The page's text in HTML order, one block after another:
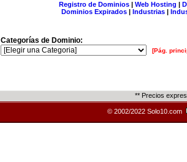
Registro de Dominios| Web Hosting |
Dominios Expirados | Industrias |
Categorías de Dominio:
[Pág.
** Precios
© 2002/2022 Solo10.com